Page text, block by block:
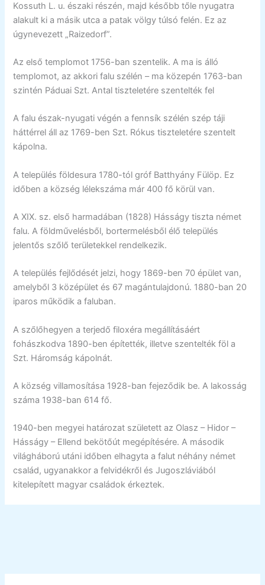
Kossuth L. u. északi részén, majd később tőle nyugatra
alakult ki a másik utca a patak völgy túlsó felén. Ez az
úgynevezett „Raizedorf”.
Az első templomot 1756-ban szentelik. A ma is álló
templomot, az akkori falu szélén – ma közepén 1763-ban
szintén Páduai Szt. Antal tiszteletére szentelték fel
A falu észak-nyugati végén a fennsík szélén szép táji
háttérrel áll az 1769-ben Szt. Rókus tiszteletére szentelt
kápolna.
A település földesura 1780-tól gróf Batthyány Fülöp. Ez
időben a község lélekszáma már 400 fő körül van.
A XIX. sz. első harmadában (1828) Hásságy tiszta német
falu. A földművelésből, bortermelésből élő település
jelentős szőlő területekkel rendelkezik.
A település fejlődését jelzi, hogy 1869-ben 70 épület van,
amelyből 3 középület és 67 magántulajdonú. 1880-ban 20
iparos működik a faluban.
A szőlőhegyen a terjedő filoxéra megállításáért
fohászkodva 1890-ben építették, illetve szentelték föl a
Szt. Háromság kápolnát.
A község villamosítása 1928-ban fejeződik be. A lakosság
száma 1938-ban 614 fő.
1940-ben megyei határozat született az Olasz – Hidor –
Hásságy – Ellend bekötőút megépítésére. A második
világháború utáni időben elhagyta a falut néhány német
család, ugyanakkor a felvidékről és Jugoszláviából
kitelepített magyar családok érkeztek.